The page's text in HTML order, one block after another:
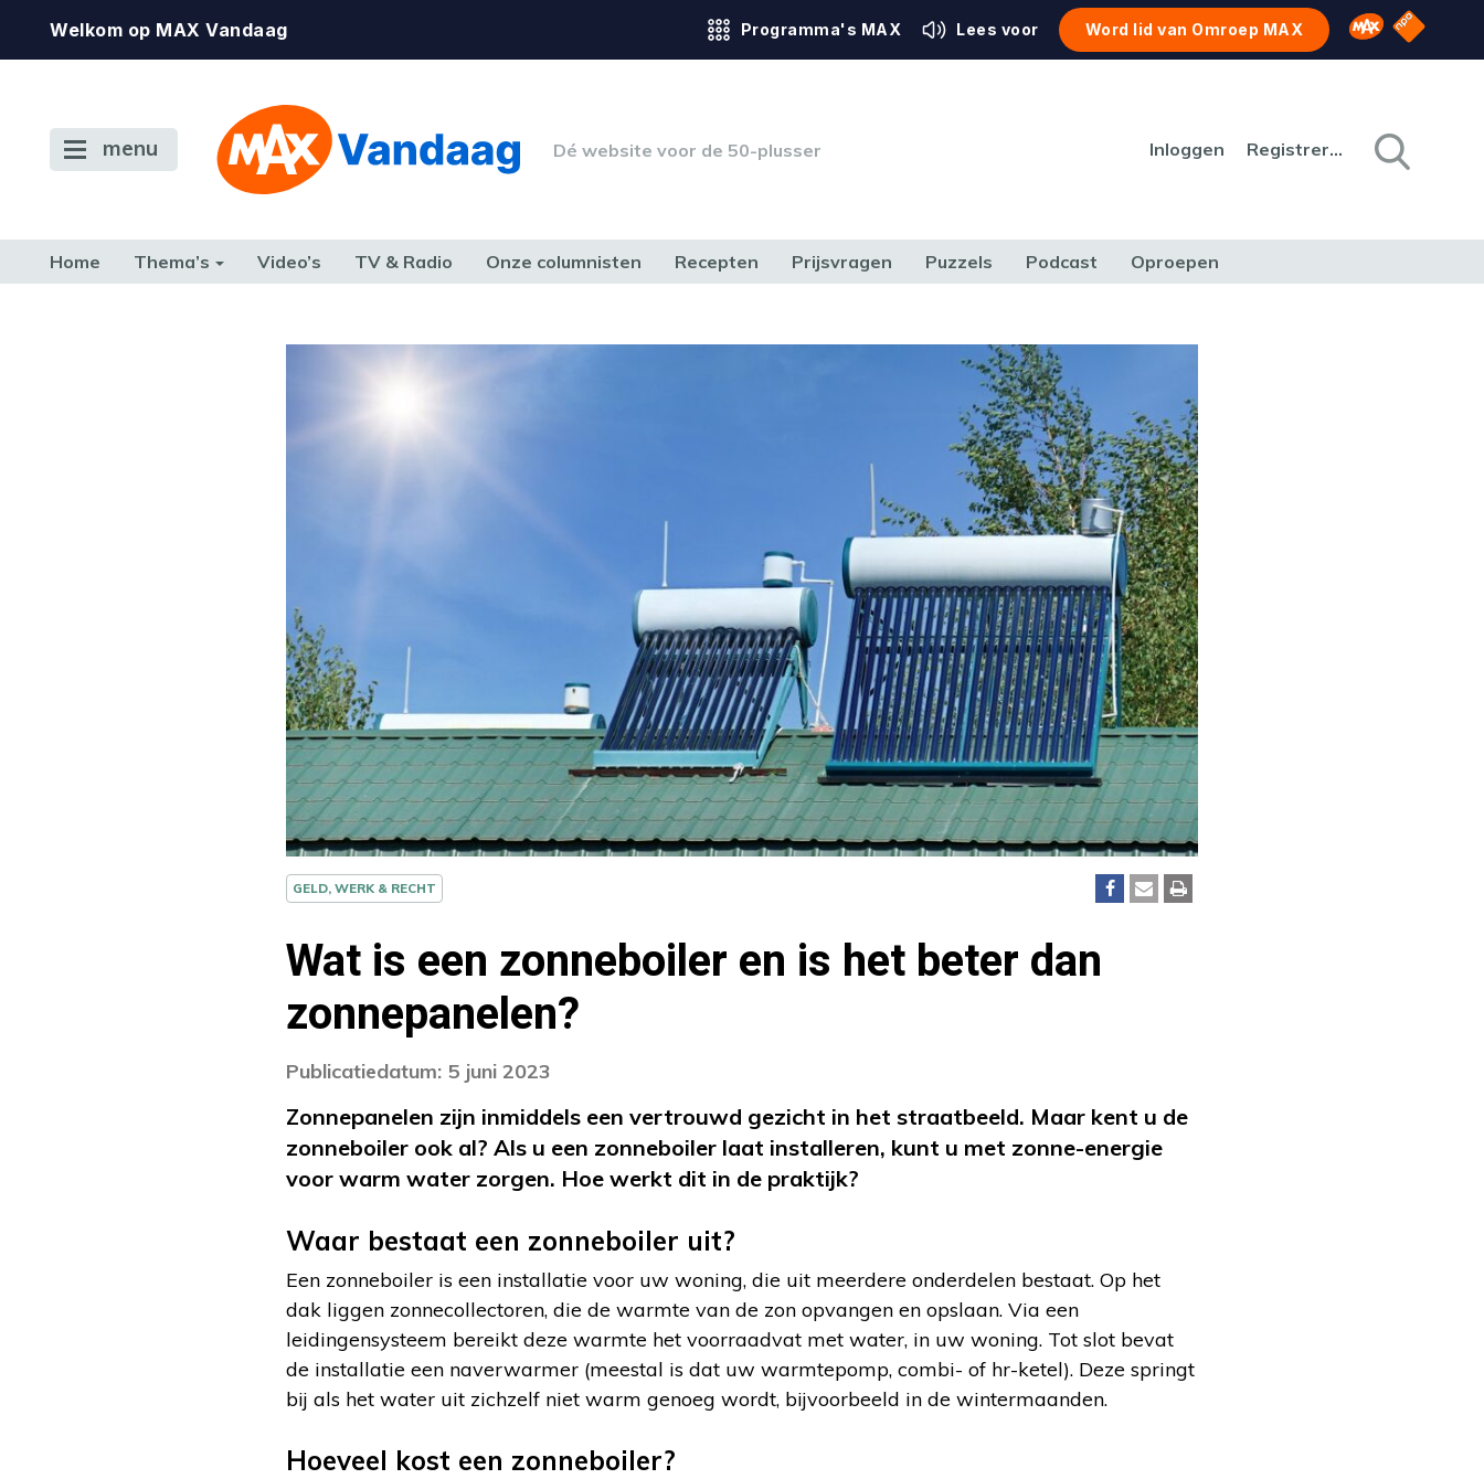
Welkom op MAX Vandaag Programma's MAX Lees voor Word lid van Omroep MAX Omroep MAX
NPO
menu Dé website voor de 50-plusser Inloggen Registreren
Home Thema’s Video’s TV & Radio Onze columnisten Recepten Prijsvragen Puzzels Podcast Oproepen
GELD, WERK & RECHT
Wat is een zonneboiler en is het beter dan
zonnepanelen?
Publicatiedatum: 5 juni 2023
Zonnepanelen zijn inmiddels een vertrouwd gezicht in het straatbeeld. Maar kent u de
zonneboiler ook al? Als u een zonneboiler laat installeren, kunt u met zonne-energie
voor warm water zorgen. Hoe werkt dit in de praktijk?
Waar bestaat een zonneboiler uit?
Een zonneboiler is een installatie voor uw woning, die uit meerdere onderdelen bestaat. Op het
dak liggen zonnecollectoren, die de warmte van de zon opvangen en opslaan. Via een
leidingensysteem bereikt deze warmte het voorraadvat met water, in uw woning. Tot slot bevat
de installatie een naverwarmer (meestal is dat uw warmtepomp, combi- of hr-ketel). Deze springt
bij als het water uit zichzelf niet warm genoeg wordt, bijvoorbeeld in de wintermaanden.
Hoeveel kost een zonneboiler?